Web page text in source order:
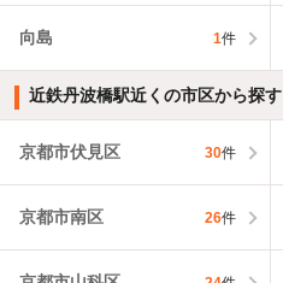
向島 1件
近鉄丹波橋駅近くの市区から探す
京都市伏見区 30件
京都市南区 26件